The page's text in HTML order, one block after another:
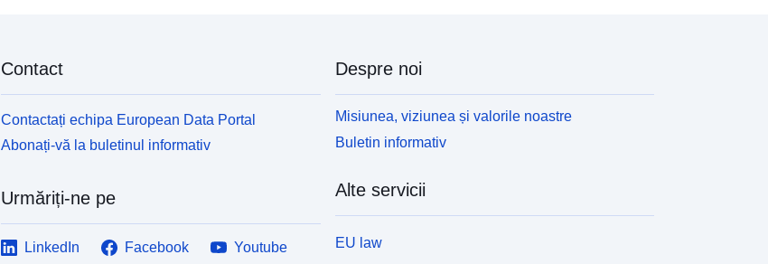
Contact
Contactați echipa European Data Portal
Abonați-vă la buletinul informativ
Urmăriți-ne pe
LinkedIn Facebook
Youtube
Despre noi
Misiunea, viziunea și valorile noastre
Buletin informativ
Alte servicii
EU law